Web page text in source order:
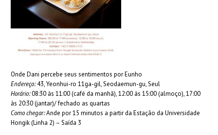
Onde Dani percebe seus sentimentos por Eunho
Endereço:43, Yeonhui-ro 11ga-gil, Seodaemun-gu, Seul
Horário:08:30 às 11:00 (café da manhã), 12:00 ás 15:00 (almoço), 17:00
às 20:30 (jantar)/ fechado as quartas
Como chegar:Ande por 15 minutos a partir da Estação da Universidade
Hongik (Linha 2) – Saída 3